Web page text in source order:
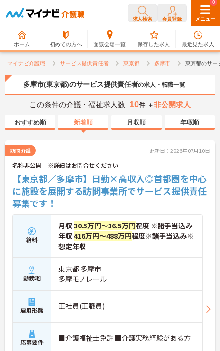
求人検索 会員登録 メニュー
ホーム 初めての方へ 面談会場一覧
0
保存した求人
0
最近見た求人
マイナビ介護職 サービス提供責任者 東京都 多摩市 東京都のサー
多摩市(東京都)のサービス提供責任者の求人・転職一覧
この条件の介護・福祉求人数 10件 ＋非公開求人
おすすめ順 新着順 月収順 年収順
訪問介護 更新日：2026年07月10日
名称非公開 ※詳細はお問合せください
【東京都／多摩市】日勤×高収入◎首都圏を中心
に施設を展開する訪問事業所でサービス提供責任
募集です！
給料
月収30.5万円～36.5万円程度 ※諸手当込み
年収416万円～488万円程度※諸手当込み※
想定年収
勤務地
東京都 多摩市
多摩モノレール
雇用形態 正社員(正職員)
応募要件 ■介護福祉士免許 ■介護実務経験がある方